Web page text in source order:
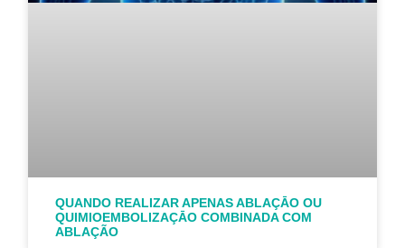
QUANDO REALIZAR APENAS ABLAÇĀO OU
QUIMIOEMBOLIZAÇĀO COMBINADA COM
ABLAÇÃO